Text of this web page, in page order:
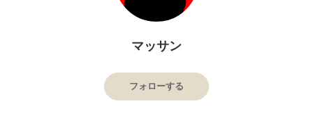
マッサン
フォローする